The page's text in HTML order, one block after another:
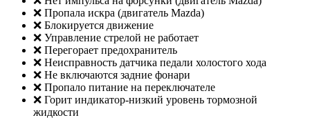
❌ Пропала искра (двигатель Mazda)
❌ Блокируется движение
❌ Управление стрелой не работает
❌ Перегорает предохранитель
❌ Неисправность датчика педали холостого хода
❌ Не включаются задние фонари
❌ Пропало питание на переключателе
❌ Горит индикатор-низкий уровень тормозной
жидкости